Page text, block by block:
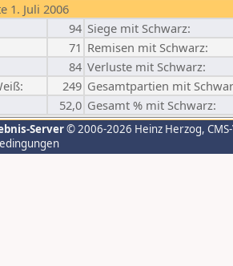
1. Juli 2006
94 Siege mit Schwarz:
71 Remisen mit Schwarz:
84 Verluste mit Schwarz:
249 Gesamtpartien mit
52,0 Gesamt % mit Schwarz:
Server© 2006-2026 Heinz Herzog,